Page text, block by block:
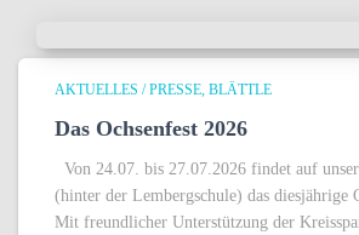
AKTUELLES / PRESSE BLÄTTLE
Das Ochsenfest 2026
Von 24.07. bis 27.07.2026 findet auf
(hinter der Lembergschule) das diesjährige
Mit freundlicher Unterstützung der